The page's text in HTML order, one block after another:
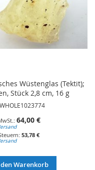
Wüstenglas (Tektit);
Stück 2,8 cm, 16 g
64,00 €
53,78 €
Warenkorb